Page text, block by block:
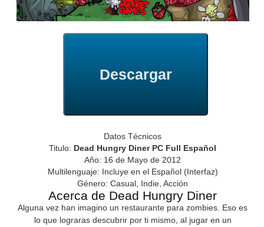
Descargar
Datos Técnicos
Titulo: Dead Hungry Diner PC Full Español
Año: 16 de Mayo de 2012
Multilenguaje: Incluye en el Español (Interfaz)
Género: Casual, Indie, Acción
Acerca de Dead Hungry Diner
Alguna vez han imagino un restaurante para zombies. Eso es
lo que lograras descubrirpor ti mismo, al jugaren un